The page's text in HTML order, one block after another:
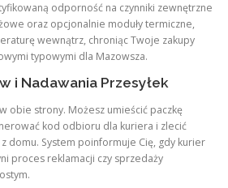
odporność na czynniki zewnętrzne
oraz opcjonalnie moduły termiczne,
wewnątrz, chroniąc Twoje zakupy
typowymi dla Mazowsza.
i Nadawania Przesyłek
obie strony. Możesz umieścić paczkę
kod odbioru dla kuriera i zlecić
domu. System poinformuje Cię, gdy kurier
proces reklamacji czy sprzedaży